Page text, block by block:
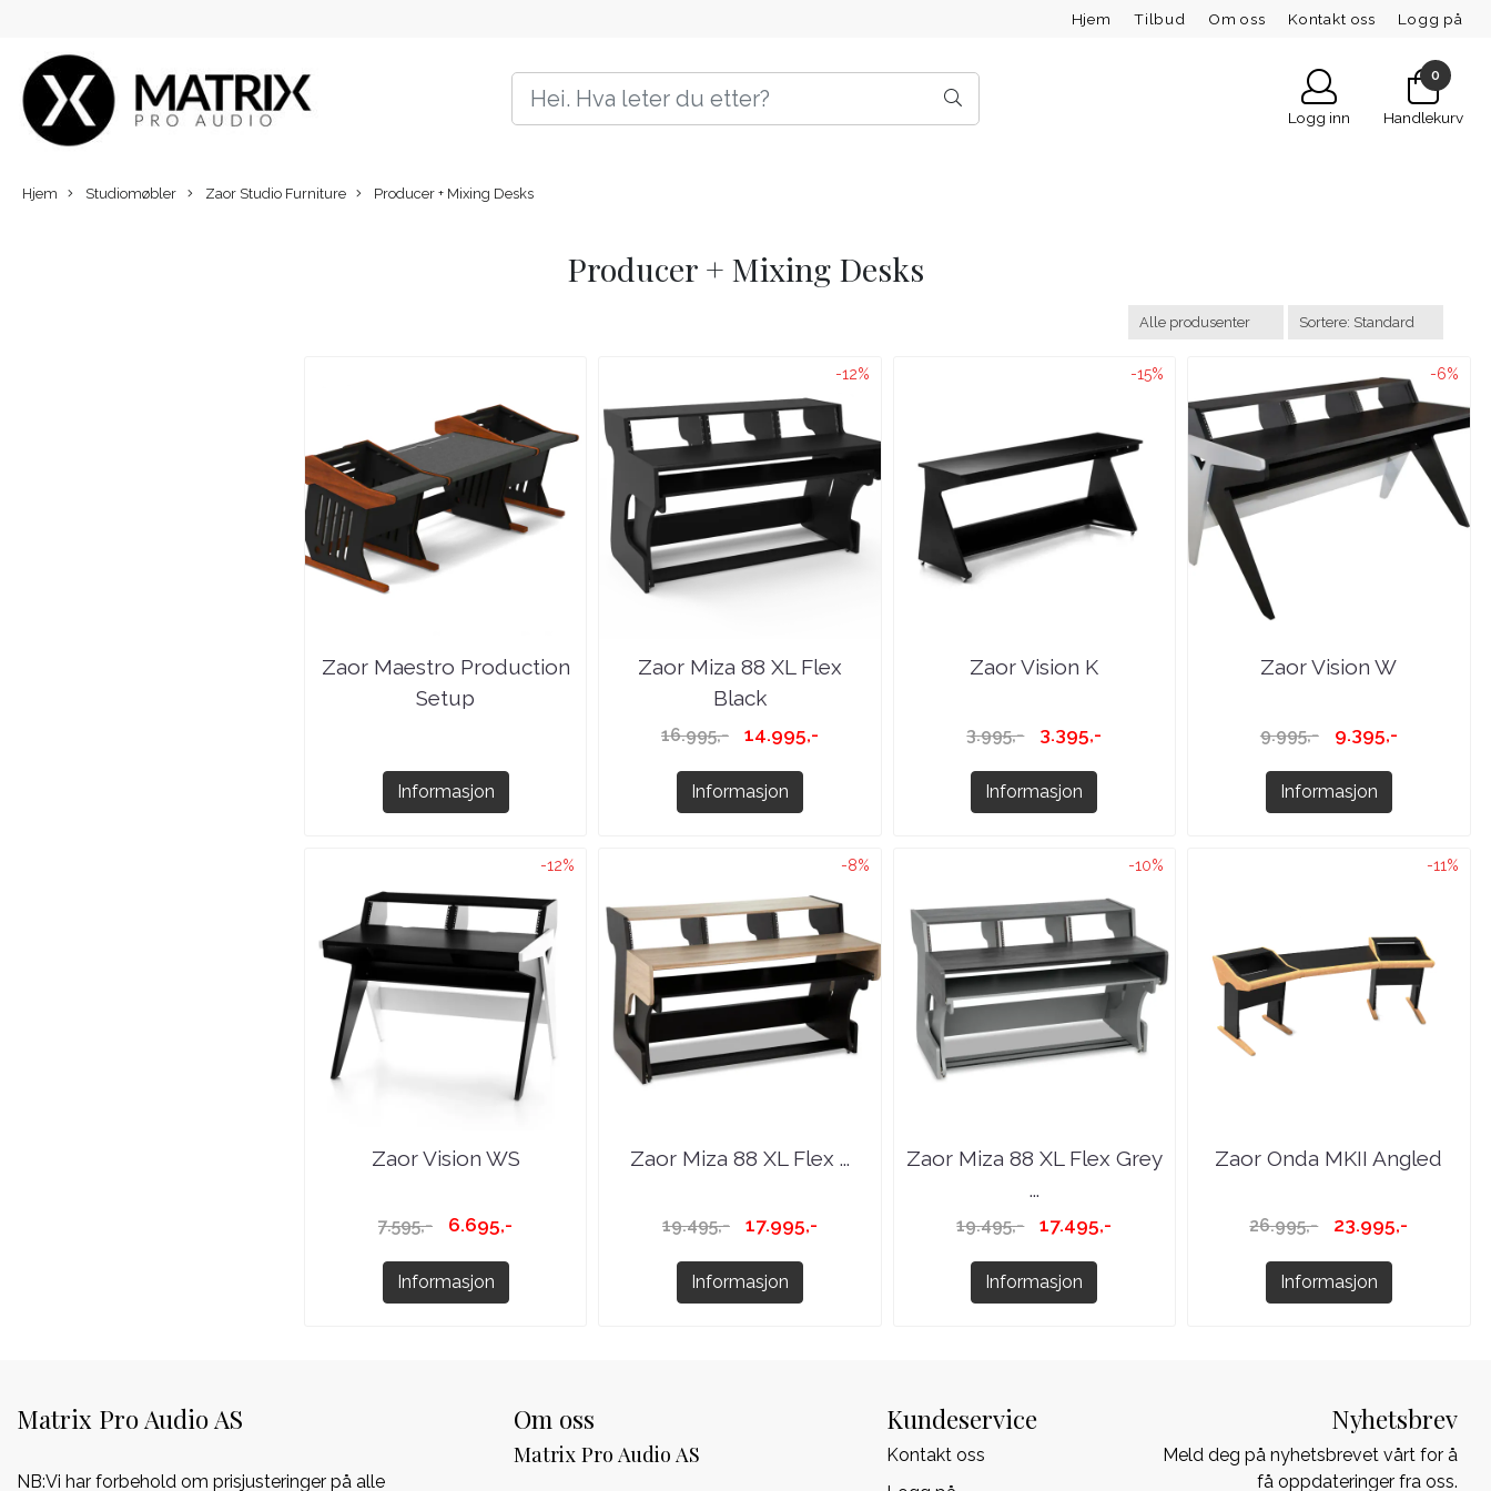
Hjem Tilbud Om oss Kontakt oss Logg på
Logg inn
0
Handlekurv
Hjem Studiomøbler Zaor Studio Furniture Producer + Mixing Desks
Producer + Mixing Desks
Zaor Maestro Production
Setup
Informasjon
-12%
Zaor Miza 88 XL Flex
Black
16.995,- 14.995,-
Informasjon
-15%
Zaor Vision K
3.995,- 3.395,-
Informasjon
-6%
Zaor Vision W
9.995,- 9.395,-
Informasjon
-12%
Zaor Vision WS
7.595,- 6.695,-
Informasjon
-8%
Zaor Miza 88 XL Flex ...
19.495,- 17.995,-
Informasjon
-10%
Zaor Miza 88 XL Flex Grey
...
19.495,- 17.495,-
Informasjon
-11%
Zaor Onda MKII Angled
26.995,- 23.995,-
Informasjon
Matrix Pro Audio AS
NB:Vi har forbehold om prisjusteringer på alle
Om oss
Matrix Pro Audio AS
Kundeservice
Kontakt oss
Nyhetsbrev
Meld deg på nyhetsbrevet vårt for å
få oppdateringer fra oss.